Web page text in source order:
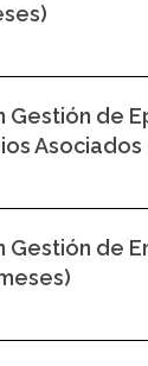
Gestión de
Asociados
Gestión de